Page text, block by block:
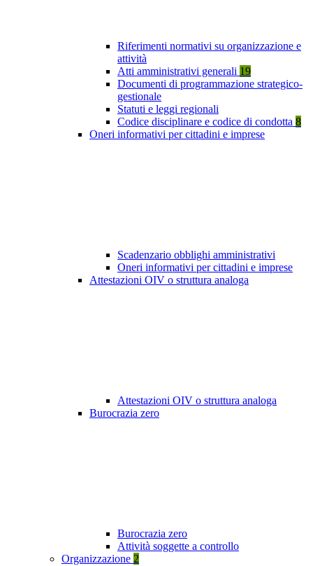
Riferimenti normativi su organizzazione e
attività
Atti amministrativi generali 19
Documenti di programmazione strategico-
gestionale
Statuti e leggi regionali
Codice disciplinare e codice di condotta 8
Oneri informativi per cittadini e imprese
Scadenzario obblighi amministrativi
Oneri informativi per cittadini e imprese
Attestazioni OIV o struttura analoga
Attestazioni OIV o struttura analoga
Burocrazia zero
Burocrazia zero
Attività soggette a controllo
Organizzazione 2